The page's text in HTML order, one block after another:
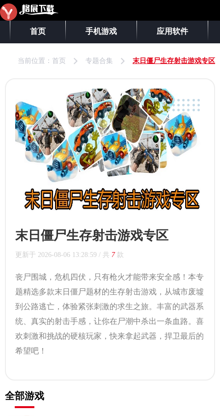
首页 手机游戏 应用软件
当前位置： 首页 专题合集 末日僵尸生存射击游戏专区
末日僵尸生存射击游戏专区
更新于 2026-08-06 13:28:59 / 共 7 款
丧尸围城，危机四伏，只有枪火才能带来安全感！本专
题精选多款末日僵尸题材的生存射击游戏，从城市废墟
到公路逃亡，体验紧张刺激的求生之旅。丰富的武器系
统、真实的射击手感，让你在尸潮中杀出一条血路。喜
欢刺激和挑战的硬核玩家，快来拿起武器，捍卫最后的
希望吧！
全部游戏